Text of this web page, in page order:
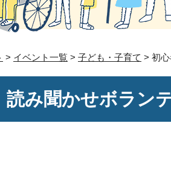
> イベント一覧 > 子ども・子育て > 初
み聞かせボラン